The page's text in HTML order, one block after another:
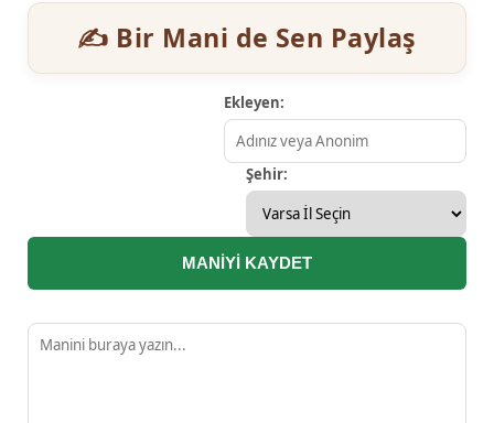
✍️ Bir Mani de Sen Paylaş
Ekleyen:
Şehir:
MANİYİ KAYDET